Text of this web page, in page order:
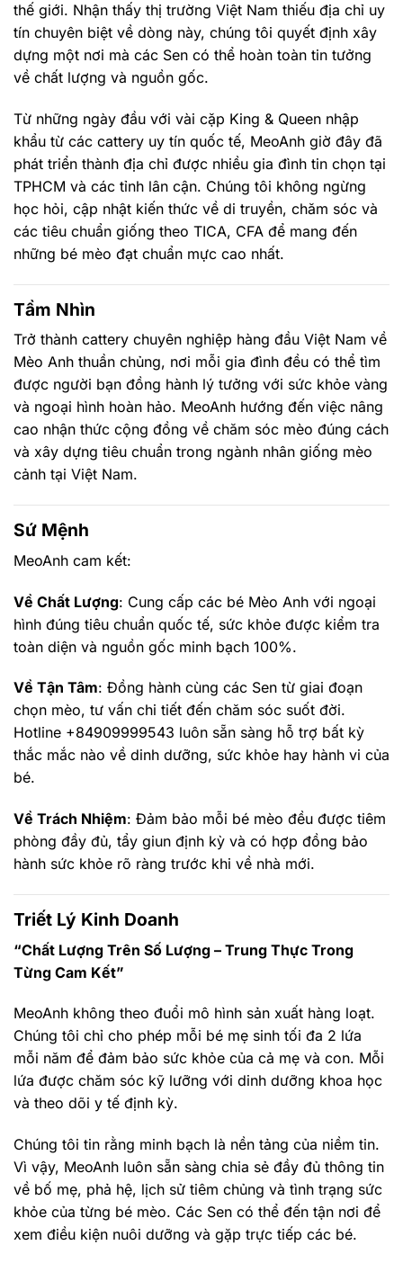
thế giới. Nhận thấy thị trường Việt Nam thiếu địa chỉ uy
tín chuyên biệt về dòng này, chúng tôi quyết định xây
dựng một nơi mà các Sen có thể hoàn toàn tin tưởng
về chất lượng và nguồn gốc.
Từ những ngày đầu với vài cặp King & Queen nhập
khẩu từ các cattery uy tín quốc tế, MeoAnh giờ đây đã
phát triển thành địa chỉ được nhiều gia đình tin chọn tại
TPHCM và các tỉnh lân cận. Chúng tôi không ngừng
học hỏi, cập nhật kiến thức về di truyền, chăm sóc và
các tiêu chuẩn giống theo TICA, CFA để mang đến
những bé mèo đạt chuẩn mực cao nhất.
Tầm Nhìn
Trở thành cattery chuyên nghiệp hàng đầu Việt Nam về
Mèo Anh thuần chủng, nơi mỗi gia đình đều có thể tìm
được người bạn đồng hành lý tưởng với sức khỏe vàng
và ngoại hình hoàn hảo. MeoAnh hướng đến việc nâng
cao nhận thức cộng đồng về chăm sóc mèo đúng cách
và xây dựng tiêu chuẩn trong ngành nhân giống mèo
cảnh tại Việt Nam.
Sứ Mệnh
MeoAnh cam kết:
Về Chất Lượng: Cung cấp các bé Mèo Anh với ngoại
hình đúng tiêu chuẩn quốc tế, sức khỏe được kiểm tra
toàn diện và nguồn gốc minh bạch 100%.
Về Tận Tâm: Đồng hành cùng các Sen từ giai đoạn
chọn mèo, tư vấn chi tiết đến chăm sóc suốt đời.
Hotline +84909999543 luôn sẵn sàng hỗ trợ bất kỳ
thắc mắc nào về dinh dưỡng, sức khỏe hay hành vi của
bé.
Về Trách Nhiệm: Đảm bảo mỗi bé mèo đều được tiêm
phòng đầy đủ, tẩy giun định kỳ và có hợp đồng bảo
hành sức khỏe rõ ràng trước khi về nhà mới.
Triết Lý Kinh Doanh
“Chất Lượng Trên Số Lượng – Trung Thực Trong
Từng Cam Kết”
MeoAnh không theo đuổi mô hình sản xuất hàng loạt.
Chúng tôi chỉ cho phép mỗi bé mẹ sinh tối đa 2 lứa
mỗi năm để đảm bảo sức khỏe của cả mẹ và con. Mỗi
lứa được chăm sóc kỹ lưỡng với dinh dưỡng khoa học
và theo dõi y tế định kỳ.
Chúng tôi tin rằng minh bạch là nền tảng của niềm tin.
Vì vậy, MeoAnh luôn sẵn sàng chia sẻ đầy đủ thông tin
về bố mẹ, phả hệ, lịch sử tiêm chủng và tình trạng sức
khỏe của từng bé mèo. Các Sen có thể đến tận nơi để
xem điều kiện nuôi dưỡng và gặp trực tiếp các bé.